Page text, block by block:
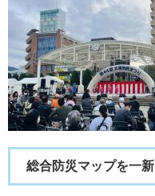
総合防災マップを一新